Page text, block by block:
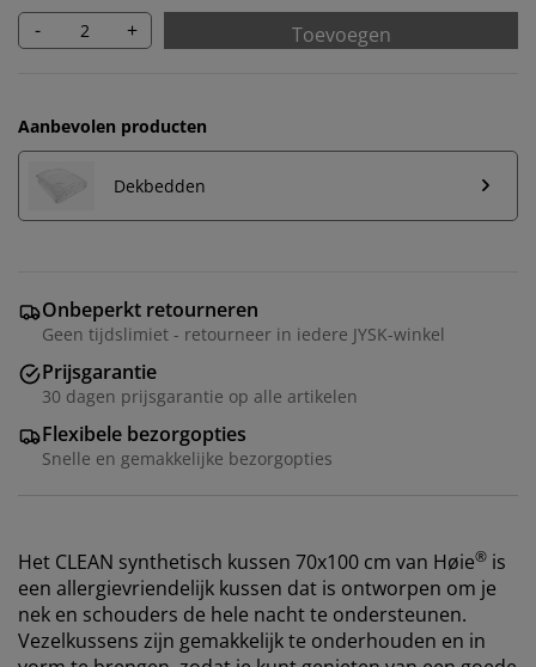
- + Toevoegen
Aanbevolen producten
Dekbedden
Onbeperkt retourneren
Geen tijdslimiet - retourneer in iedere JYSK-winkel
Prijsgarantie
30 dagen prijsgarantie op alle artikelen
Flexibele bezorgopties
Snelle en gemakkelijke bezorgopties
Het CLEAN synthetisch kussen 70x100 cm van Høie® is
een allergievriendelijk kussen dat is ontworpen om je
nek en schouders de hele nacht te ondersteunen.
Vezelkussens zijn gemakkelijk te onderhouden en in